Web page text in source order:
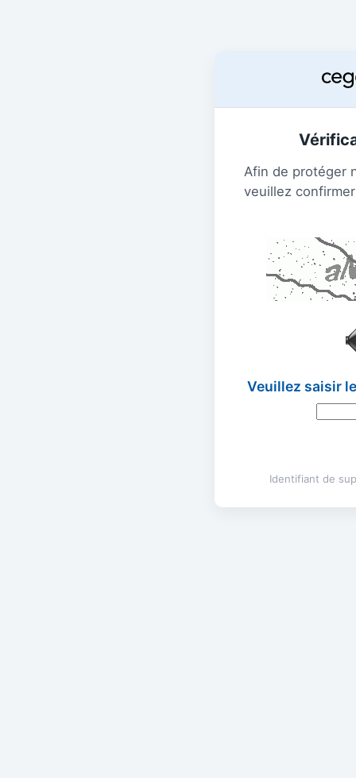
Afin de protéger
veuillez
Veuillez saisir
Identifiant de